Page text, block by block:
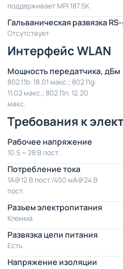
поддерживает MPI 187.5K
Гальваническая развязка
Отсутствует
Интерфейс WLAN
Мощность передатчика, дБм
802.11b: 18.01 макс.; 802.11g:
11.02 макс.; 802.11n: 12.20
макс.
Требования к
Рабочее напряжение
10.5 ~ 28 В пост.
Потребление тока
1A@12 В пост./450 мА@24 В
пост.
Разъем электропитания
Клемма
Развязка цепи питания
Есть
Напряжение изоляции